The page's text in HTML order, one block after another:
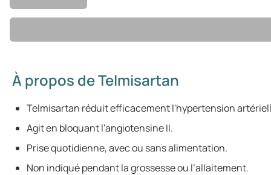
À propos de Telmisartan
Telmisartan réduit efficacement l'hypertension
Agit en bloquant l'angiotensine II.
Prise quotidienne, avec ou sans alimentation.
Non indiqué pendant la grossesse ou l’allaitement.